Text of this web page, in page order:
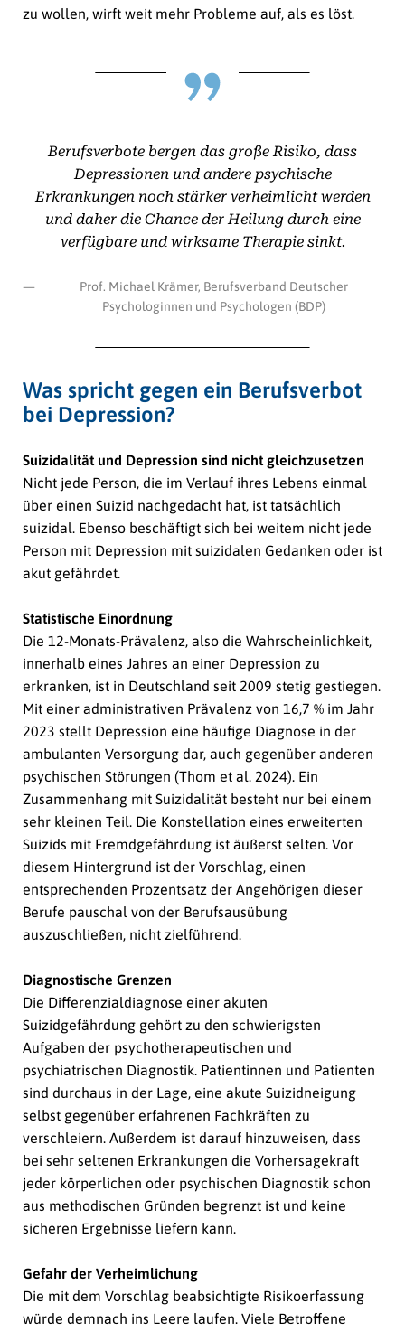
zu wollen, wirft weit mehr Probleme auf, als es löst.
Berufsverbote bergen das große Risiko, dass
Depressionen und andere psychische
Erkrankungen noch stärker verheimlicht werden
und daher die Chance der Heilung durch eine
verfügbare und wirksame Therapie sinkt.
Prof. Michael Krämer, Berufsverband Deutscher
Psychologinnen und Psychologen (BDP)
Was spricht gegen ein Berufsverbot
bei Depression?
Suizidalität und Depression sind nicht gleichzusetzen
Nicht jede Person, die im Verlauf ihres Lebens einmal
über einen Suizid nachgedacht hat, ist tatsächlich
suizidal. Ebenso beschäftigt sich bei weitem nicht jede
Person mit Depression mit suizidalen Gedanken oder ist
akut gefährdet.
Statistische Einordnung
Die 12-Monats-Prävalenz, also die Wahrscheinlichkeit,
innerhalb eines Jahres an einer Depression zu
erkranken, ist in Deutschland seit 2009 stetig gestiegen.
Mit einer administrativen Prävalenz von 16,7 % im Jahr
2023 stellt Depression eine häufige Diagnose in der
ambulanten Versorgung dar, auch gegenüber anderen
psychischen Störungen (Thom et al. 2024). Ein
Zusammenhang mit Suizidalität besteht nur bei einem
sehr kleinen Teil. Die Konstellation eines erweiterten
Suizids mit Fremdgefährdung ist äußerst selten. Vor
diesem Hintergrund ist der Vorschlag, einen
entsprechenden Prozentsatz der Angehörigen dieser
Berufe pauschal von der Berufsausübung
auszuschließen, nicht zielführend.
Diagnostische Grenzen
Die Differenzialdiagnose einer akuten
Suizidgefährdung gehört zu den schwierigsten
Aufgaben der psychotherapeutischen und
psychiatrischen Diagnostik. Patientinnen und Patienten
sind durchaus in der Lage, eine akute Suizidneigung
selbst gegenüber erfahrenen Fachkräften zu
verschleiern. Außerdem ist darauf hinzuweisen, dass
bei sehr seltenen Erkrankungen die Vorhersagekraft
jeder körperlichen oder psychischen Diagnostik schon
aus methodischen Gründen begrenzt ist und keine
sicheren Ergebnisse liefern kann.
Gefahr der Verheimlichung
Die mit dem Vorschlag beabsichtigte Risikoerfassung
würde demnach ins Leere laufen. Viele Betroffene